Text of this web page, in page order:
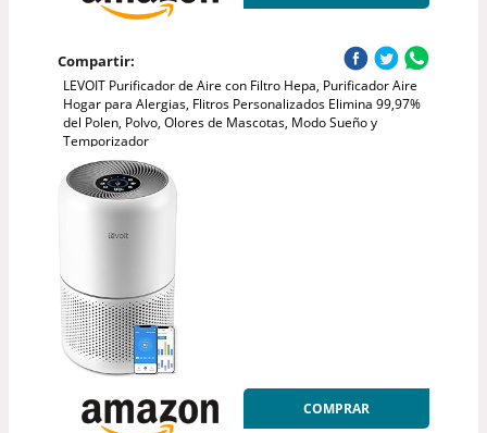
Compartir:
LEVOIT Purificador de Aire con Filtro Hepa, Purificador Aire
Hogar para Alergias, Flitros Personalizados Elimina 99,97%
del Polen, Polvo, Olores de Mascotas, Modo Sueño y
Temporizador
COMPRAR